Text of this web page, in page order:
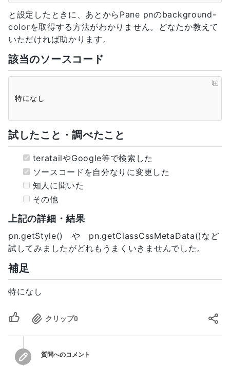
と設定したときに、あとからPane pnのbackground-
colorを取得する方法がわかりません。どなたか教えて
いただければ助かります。
該当のソースコード
試したこと・調べたこと
teratailやGoogle等で検索した
ソースコードを自分なりに変更した
知人に聞いた
その他
上記の詳細・結果
pn.getStyle() や pn.getClassCssMetaData()など
試してみましたがどれもうまくいきませんでした。
補足
特になし
クリップ0
質問へのコメント